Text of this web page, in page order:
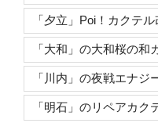
「夕立」Poi！カクテル
「大和」の大和桜の和
「川内」の夜戦エナジ
「明石」のリペアカク